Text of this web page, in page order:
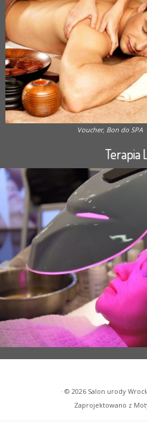
Voucher, Bon do SPA
Terapia
· © 2026 Salon urody
Zaprojektowano z